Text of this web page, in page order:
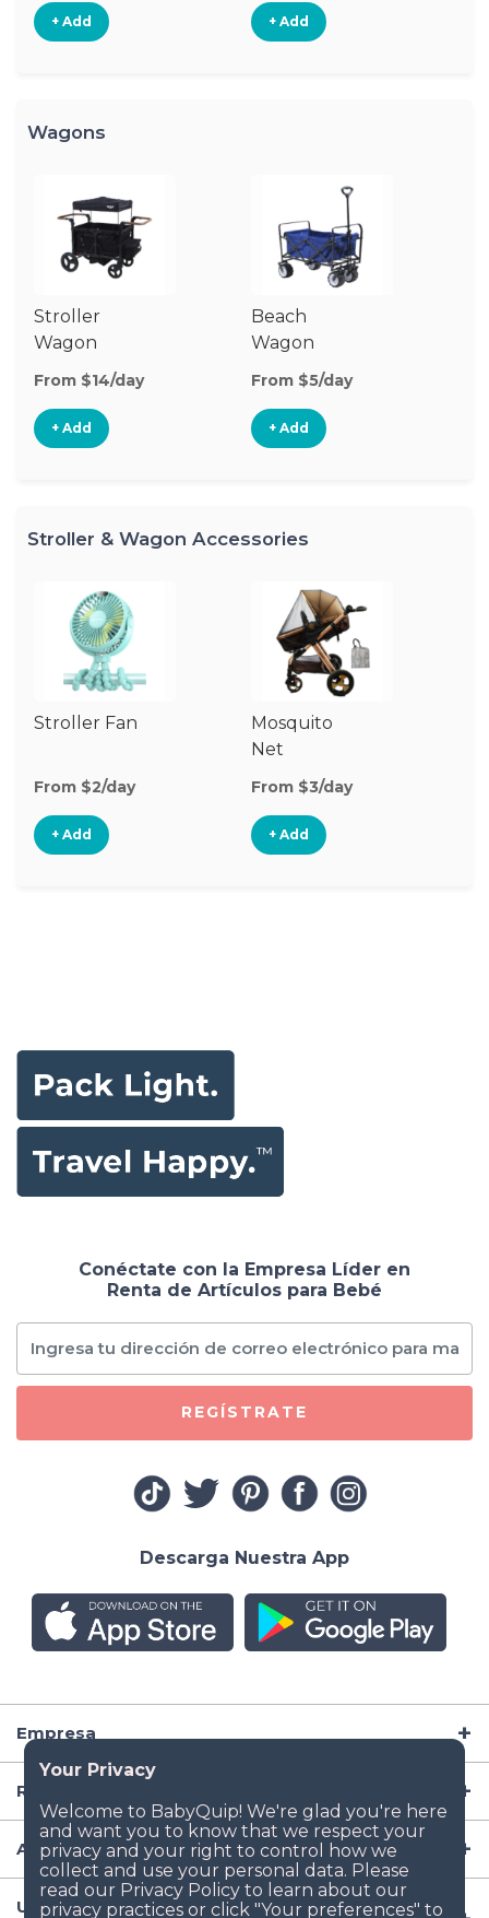
+ Add + Add
Wagons
Stroller
Wagon
From $14/day
+ Add
Beach
Wagon
From $5/day
+ Add
Stroller & Wagon Accessories
Stroller Fan
From $2/day
+ Add
Mosquito
Net
From $3/day
+ Add
Empresa
Recursos
Artículos para Bebé
Ubicaciones Populares de Renta de Artículos para
Conéctate con la Empresa Líder en
Renta de Artículos para Bebé
REGÍSTRATE
Descarga Nuestra App